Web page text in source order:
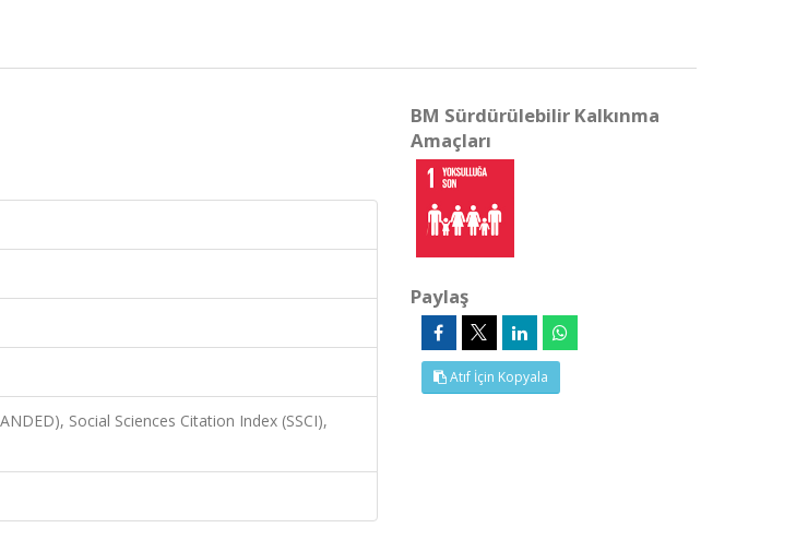
Social Sciences Citation Index (SSCI),
BM Sürdürülebilir Kalkınma
Amaçları
Paylaş
Atıf İçin Kopyala